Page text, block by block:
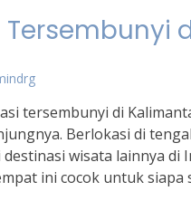
Tersembunyi
tersembunyi di
Berlokasi di
wisata lainnya
ini cocok untuk